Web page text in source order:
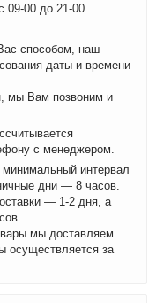
09-00 до 21-00.
способом, наш
даты и времени
мы Вам позвоним и
с менеджером.
интервал
дни — 8 часов.
— 1-2 дня, а
мы доставляем
осуществляется за